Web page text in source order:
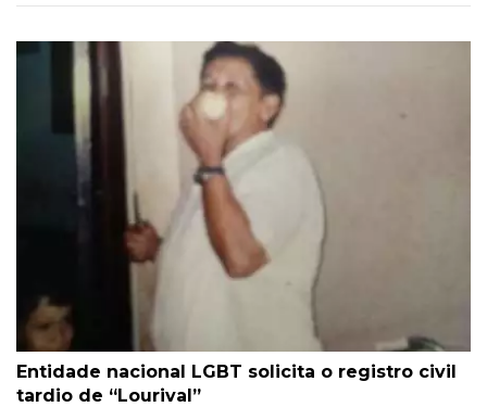
Entidade nacional LGBT solicita o registro civil
tardio de “Lourival”